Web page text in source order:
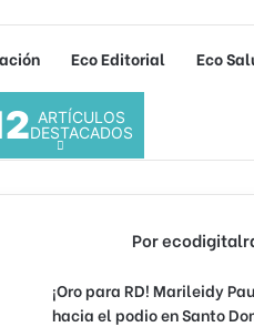
Eco Editorial Eco
porARTÍCULOS
DESTACADOS
Por
¡Oro para RD! Marileidy
hacia el podio en Santo